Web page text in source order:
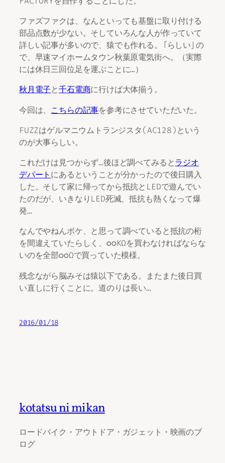
ファズファクは、なんといっても基盤に取り付ける
部品点数が少ない。そしていろんな人が作っていて
詳しい記事が多いので、猿でも作れる。「らしい」の
で、早速マイホームタウン秋葉原電気街へ。（実際
には休日三回位足を運ぶことに…）
秋月電子と千石電商に行けば大体揃う。
今回は、 こちらの記事を参考にさせていただいた。
FUZZはゲルマニウムトランジスタ(AC128)という
のが大事らしい。
これだけは見つからず…後ほど調べてみるとラジオ
デパート にあるということが分かったので後日購入
した。そして家に帰ってから抵抗とLEDで遊んでい
たのだが、いきなりLED死滅、抵抗も熱くなって爆
発…
なんでやねんボケ、と思って調べていると抵抗の桁
を間違えていたらしく、◯◯KΩを買わなければならな
いのを全部◯◯Ωで買っていた模様。
残念ながら脳みそは猿以下である。またまた後日買
い直しに行くことに。道のりは長い…
2016/01/18
kotatsu ni mikan
ロードバイク・アウトドア・ガジェット・映画のブ
ログ